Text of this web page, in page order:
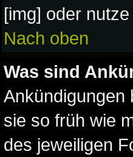
[img] oder
Nach oben
Was sind
Ankündigungen
sie so früh wie
des jeweiligen